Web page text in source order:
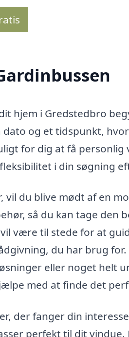
hjem i Gredstedbro
og et tidspunkt,
for dig at få
i din søgning
vil du blive mødt af en
så du kan tage den
være til stede for at
du har brug
eller noget helt
med at finde det
der fanger din
perfekt til dit vindue.